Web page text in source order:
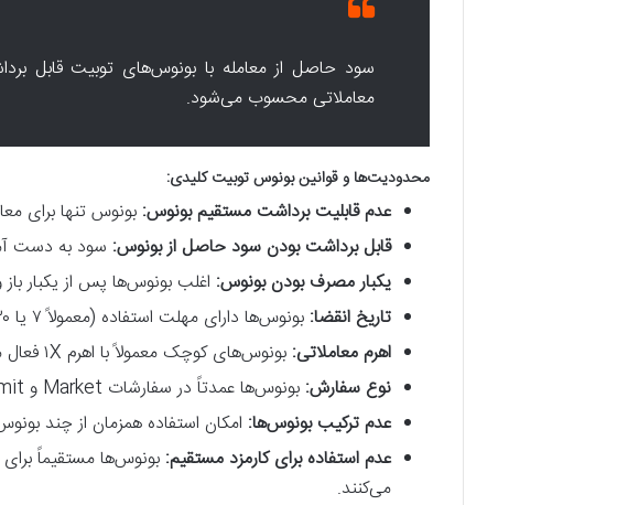
سود حاصل از معامله با بونوس‌های توبیت قابل
معاملاتی محسوب می‌شود.
محدودیت‌ها وقوانین بونوس توبیتکلیدی:
عدم قابلیت برداشت مستقیم بونوس: بونوس تنها برای
قابل برداشت بودن سود حاصل از بونوس: سود به دست
یکبار مصرف بودن بونوس: اغلب بونوس‌ها پس از یکبار
تاریخ انقضا: بونوس‌ها دارای مهلت استفاده (معمولاً ۷ یا ۳۰ روز) هستند و در صورت عدم استفاده در این بازه زمانی، از بین می‌روند.
اهرم معاملاتی: بونوس‌های کوچک معمولاً با اهرم ۱X فعال می‌شوند؛ بونوس‌های بزرگتر ممکن است امکان استفاده از اهرم بالاتر (تا ۱۵۰X) را فراهم کنند.
نوع سفارش: بونوس‌ها عمدتاً در سفارشات Market و Limit قابل استفاده هستند و برای سفارشات Trigger کاربرد ندارند.
عدم ترکیب بونوس‌ها: امکان استفاده همزمان از چند
عدم استفاده برای کارمزد مستقیم: بونوس‌ها مستقیماً
می‌کنند.